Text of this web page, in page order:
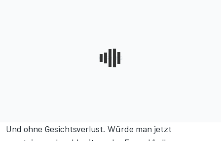
Und ohne Gesichtsverlust. Würde man jetzt